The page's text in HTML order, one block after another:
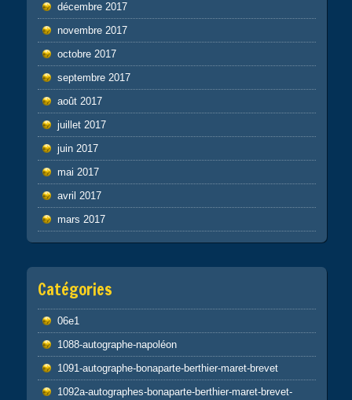
décembre 2017
novembre 2017
octobre 2017
septembre 2017
août 2017
juillet 2017
juin 2017
mai 2017
avril 2017
mars 2017
Catégories
06e1
1088-autographe-napoléon
1091-autographe-bonaparte-berthier-maret-brevet
1092a-autographes-bonaparte-berthier-maret-brevet-